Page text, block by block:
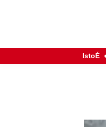
IstoÉ